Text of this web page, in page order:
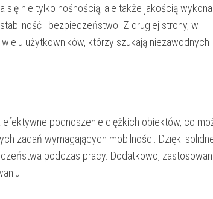
nie tylko nośnością, ale także jakością
i bezpieczeństwo. Z drugiej strony, w
użytkowników, którzy szukają niezawodnych
efektywne podnoszenie ciężkich obiektów, co
zadań wymagających mobilności. Dzięki
podczas pracy. Dodatkowo,